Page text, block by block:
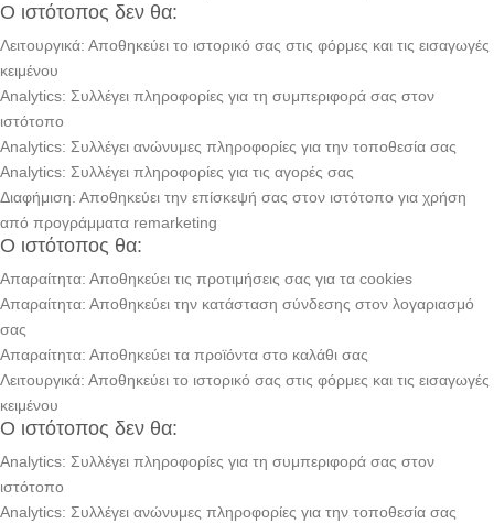
Ο ιστότοπος δεν θα:
Λειτουργικά: Αποθηκεύει το ιστορικό σας στις φόρμες και τις εισαγωγές
κειμένου
Analytics: Συλλέγει πληροφορίες για τη συμπεριφορά σας στον
ιστότοπο
Analytics: Συλλέγει ανώνυμες πληροφορίες για την τοποθεσία σας
Analytics: Συλλέγει πληροφορίες για τις αγορές σας
Διαφήμιση: Αποθηκεύει την επίσκεψή σας στον ιστότοπο για χρήση
από προγράμματα remarketing
Ο ιστότοπος θα:
Απαραίτητα: Αποθηκεύει τις προτιμήσεις σας για τα cookies
Απαραίτητα: Αποθηκεύει την κατάσταση σύνδεσης στον λογαριασμό
σας
Απαραίτητα: Αποθηκεύει τα προϊόντα στο καλάθι σας
Λειτουργικά: Αποθηκεύει το ιστορικό σας στις φόρμες και τις εισαγωγές
κειμένου
Ο ιστότοπος δεν θα:
Analytics: Συλλέγει πληροφορίες για τη συμπεριφορά σας στον
ιστότοπο
Analytics: Συλλέγει ανώνυμες πληροφορίες για την τοποθεσία σας